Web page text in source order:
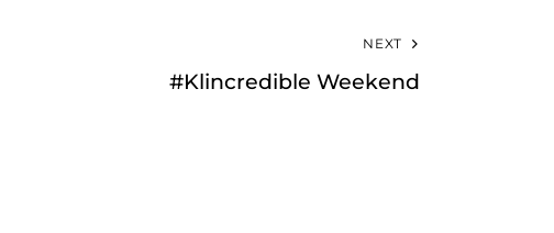
NEXT
#Klincredible Weekend